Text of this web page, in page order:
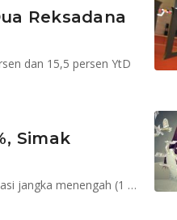
Reksadana
dan 15,5 persen YtD
Simak
Reksadana campuran Archipelago Balance Fund cocok untuk investasi jangka menengah (1 hingga 3 tahun)